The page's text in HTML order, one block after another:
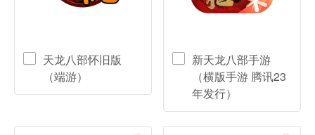
天龙八部怀旧版
（端游）
新天龙八部手游
（横版手游 腾讯23
年发行）